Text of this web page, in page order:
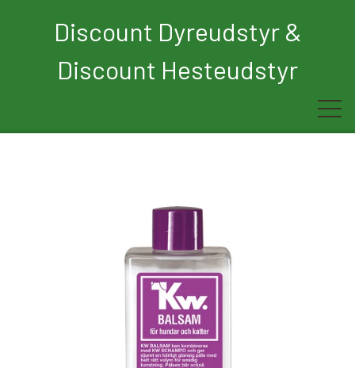
Discount Dyreudstyr &
Discount Hesteudstyr
Rytter
Hest
Børn
Hund